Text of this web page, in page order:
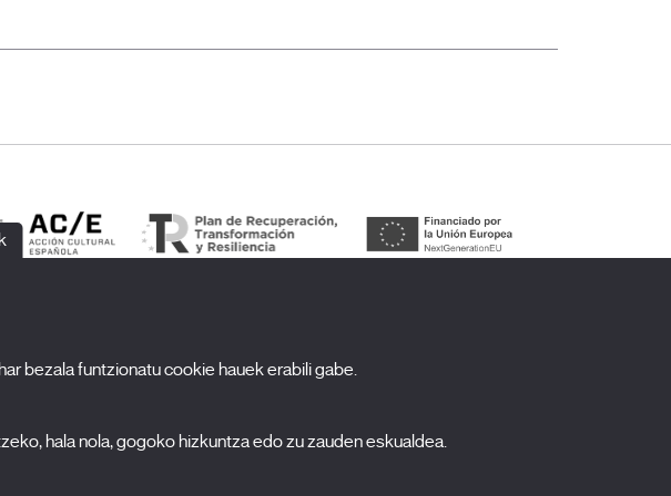
bezala funtzionatu cookie hauek erabili gabe.
hala nola, gogoko hizkuntza edo zu zauden eskualdea.